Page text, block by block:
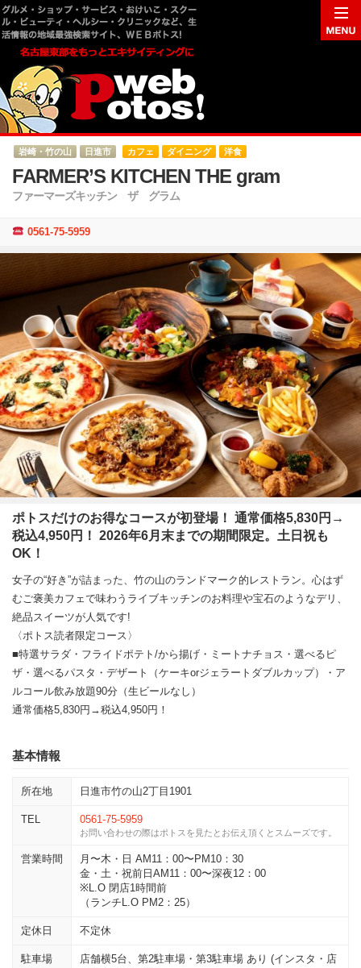
岩崎・竹の山 日進市 カフェ ダイニング 洋食
FARMER’S KITCHEN THE gram
ファーマーズキッチン ザ グラム
0561-75-5959
ポトスだけのお得なコースが初登場！ 通常価格5,830円→
税込4,950円！ 2026年6月末までの期間限定。土日祝も
OK！
女子の“好き”が詰まった、竹の山のランドマーク的レストラン。心はず
むご褒美カフェで味わうライブキッチンのお料理や宝石のようなデリ、
絶品スイーツが人気です!
〈ポトス読者限定コース〉
■特選サラダ・フライドポテト/から揚げ・ミートナチョス・選べるピ
ザ・選べるパスタ・デザート（ケーキorジェラートダブルカップ）・ア
ルコール飲み放題90分（生ビールなし）
通常価格5,830円→税込4,950円！
基本情報
所在地 日進市竹の山2丁目1901
TEL 0561-75-5959
お問い合わせの際はポトスを見たとお伝え頂くとスムーズです。
営業時間
月〜木・日 AM11：00〜PM10：30
金・土・祝前日AM11：00〜深夜12：00
※L.O 閉店1時間前
（ランチL.O PM2：25）
定休日 不定休
駐車場
店舗横5台、第2駐車場・第3駐車場 あり (インスタ・店